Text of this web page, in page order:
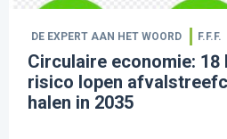
DE EXPERT AAN HET WOORD F.F.F.
Circulaire economie:
risico lopen
halen in 2035